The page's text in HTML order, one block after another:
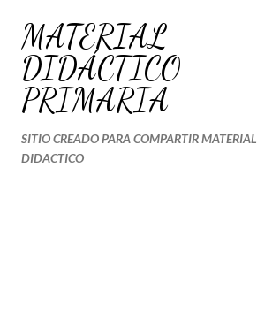
Ir al contenido principal
MATERIAL
DIDÁCTICO
PRIMARIA
SITIO CREADO PARA COMPARTIR MATERIAL
DIDACTICO